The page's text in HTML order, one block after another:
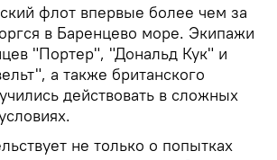
флот впервые более чем за
в Баренцево море. Экипажи
"Портер", "Дональд Кук" и
а также британского
действовать в сложных
не только о попытках